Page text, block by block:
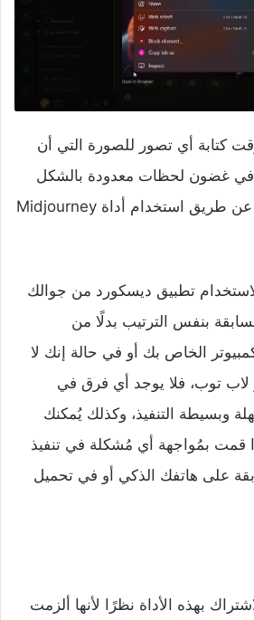
كتابة أي تصور للصورة التي أن
في غضون لحظات معدودة بالشكل
الذي ترغب فيه تمامًا. عن طريق استخدام أداة Midjourney
تطبيق ديسكورد من جوالك
بنفس الترتيب بدلًا من
الخاص بك أو في حالة إنك لا
لاب توب، فلا يوجد أي فرق في
وبسيطة التنفيذ، وكذلك يُمكنك
قمت بمُواجهة أي مُشكلة في تنفيذ
على هاتفك الذكي أو في تحميل
بهذه الأداة نظرًا لأنها ألزمت